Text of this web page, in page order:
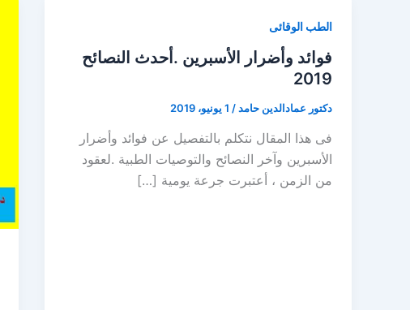
الطب الوقائى
فوائد وأضرار الأسبرين .أحدث النصائح
2019
دكتور عمادالدين حامد/ 1 يونيو، 2019
فى هذا المقال نتكلم بالتفصيل عن فوائد وأضرار
الأسبرين وآخر النصائح والتوصيات الطبية .لعقود
من الزمن ، أعتبرت جرعة يومية […]